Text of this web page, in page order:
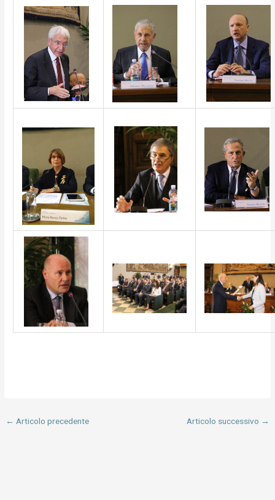
← Articolo precedente Articolo successivo →